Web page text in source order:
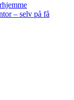
– selv på få